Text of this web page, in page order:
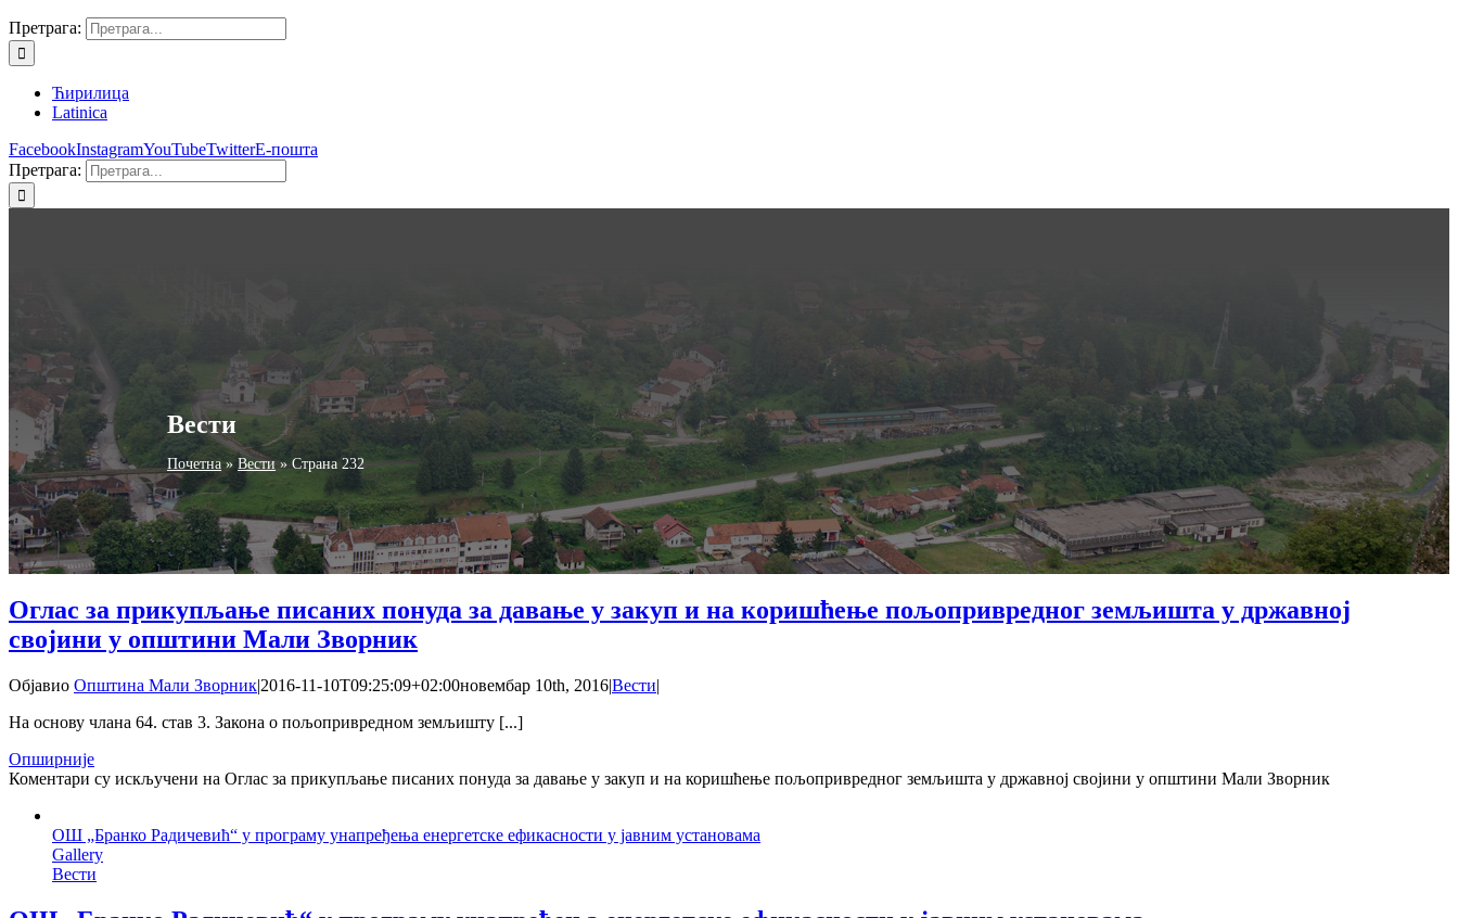
Претрага:
Ћирилица
Latinica
FacebookInstagramYouTubeTwitterЕ-пошта
Претрага:
Вести
Почетна»Вести»Страна 232
Оглас за прикупљање писаних понуда за давање у закуп и на коришћење пољопривредног земљишта у државној
својини у општини Мали Зворник
Објавио Општина Мали Зворник|2016-11-10T09:25:09+02:00новембар 10th, 2016|Вести|
На основу члана 64. став 3. Закона о пољопривредном земљишту [...]
Опширније
Коментари су искључени на Оглас за прикупљање писаних понуда за давање у закуп и на коришћење пољопривредног земљишта у државној својини у општини Мали Зворник
ОШ „Бранко Радичевић“ у програму унапређења енергетске ефикасности у јавним установама
Gallery
Вести